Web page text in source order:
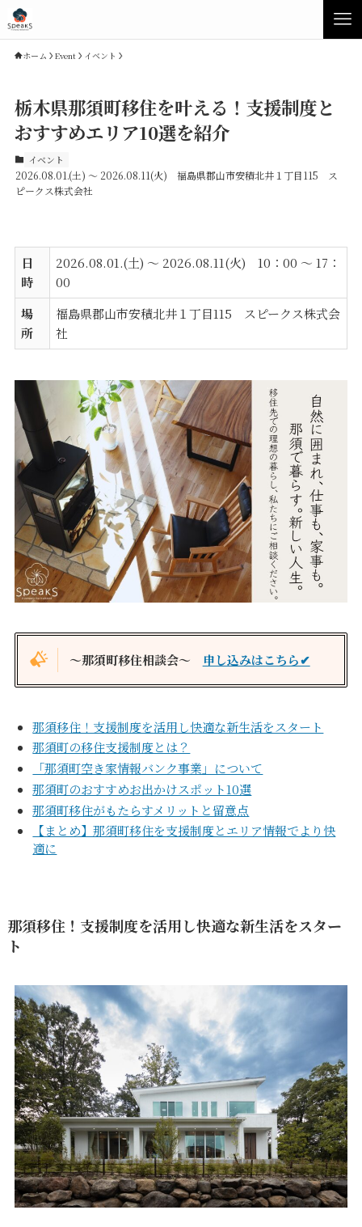
Concept
Speaksの家づくり
性能について
価格について
Product
イベント・見学会
建築実例・お客様イン
タビュー
価格・プラン
間取りプラン集
Topics
お知らせ
土地情報
コラム
スタッフブログ
吉田のブログ
Q&A
About
会社概要
企業理念・トップメッ
セージ
スタッフ紹介
リフォーム
オーダー家具
来場予約
ご紹介キャンペーン
プライバシーポリシー
ホーム Event イベント
栃木県那須町移住を叶える！支援制度と
おすすめエリア10選を紹介
イベント
2026.08.01.(土) ～ 2026.08.11(火) 福島県郡山市安積北井１丁目115 ス
ピークス株式会社
日
時
2026.08.01.(土) ～ 2026.08.11(火) 10：00 ～ 17：
00
場
所
福島県郡山市安積北井１丁目115 スピークス株式会
社
～那須町移住相談会～ 申し込みはこちら✔
那須移住！支援制度を活用し快適な新生活をスタート
那須町の移住支援制度とは？
「那須町空き家情報バンク事業」について
那須町のおすすめお出かけスポット10選
那須町移住がもたらすメリットと留意点
【まとめ】那須町移住を支援制度とエリア情報でより快
適に
那須移住！支援制度を活用し快適な新生活をスター
ト